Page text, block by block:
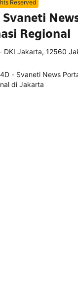
Reserved
Svaneti
Regional
DKI Jakarta, 12560